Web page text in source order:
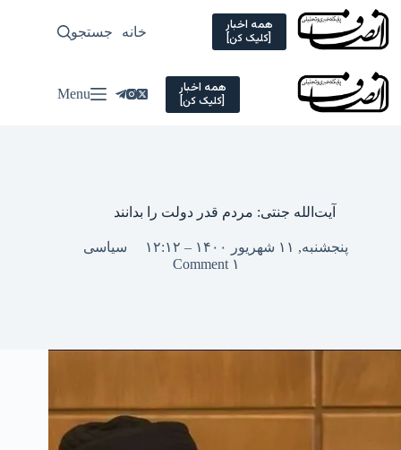
Skip
content
همه اخبار
[کلیک کن] خانه سیاسی
جستجو
همه اخبار
[کلیک کن] Menu
آیت‌الله جنتی: مردم قدر دولت را بدانند
پنجشنبه, ۱۱ شهریور ۱۴۰۰ – ۱۲:۱۲
سیاسی
۱ Comment